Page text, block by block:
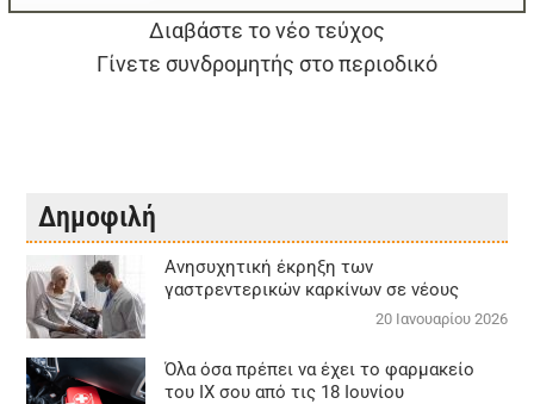
Διαβάστε το νέο τεύχος
Γίνετε συνδρομητής στο περιοδικό
Δημοφιλή
Aνησυχητική έκρηξη των
γαστρεντερικών καρκίνων σε νέους
20 Ιανουαρίου 2026
Όλα όσα πρέπει να έχει το φαρμακείο
του ΙΧ σου από τις 18 Ιουνίου